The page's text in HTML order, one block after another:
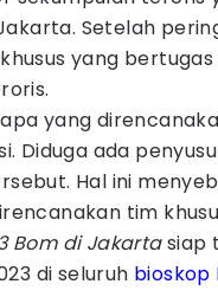
Setelah
yang bertugas
yang
Diduga ada
Hal ini
tim
Bom di Jakartasiap
di seluruh bioskop